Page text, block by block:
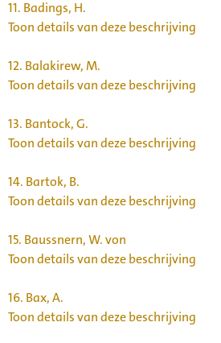
11. Badings, H.
Toon details van deze beschrijving
12. Balakirew, M.
Toon details van deze beschrijving
13. Bantock, G.
Toon details van deze beschrijving
14. Bartok, B.
Toon details van deze beschrijving
15. Baussnern, W. von
Toon details van deze beschrijving
16. Bax, A.
Toon details van deze beschrijving